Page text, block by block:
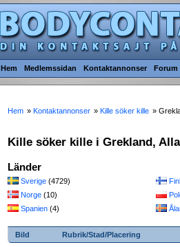
Hem Medlemssidan Kontaktannonser Forum
Hem » Kontaktannonser » Kille söker kille »
Kille söker kille i Grekland,
Länder
Sverige (4729)
Norge (10)
Spanien (4)
Bild Rubrik/Stad/Placering